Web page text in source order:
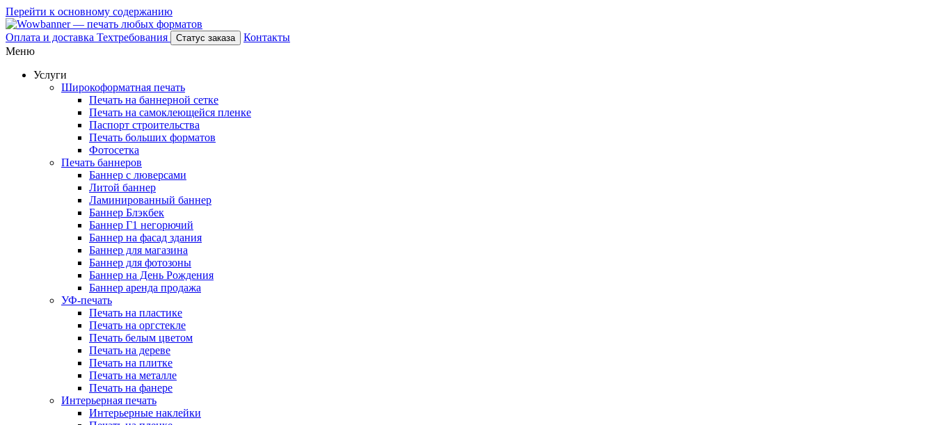
Перейти к основному содержанию
Оплата и доставка Техтребования Статус заказа
Контакты
Меню
Услуги
Широкоформатная печать
Печать на баннерной сетке
Печать на самоклеющейся пленке
Паспорт строительства
Печать больших форматов
Фотосетка
Печать баннеров
Баннер с люверсами
Литой баннер
Ламинированный баннер
Баннер Блэкбек
Баннер Г1 негорючий
Баннер на фасад здания
Баннер для магазина
Баннер для фотозоны
Баннер на День Рождения
Баннер аренда продажа
УФ-печать
Печать на пластике
Печать на оргстекле
Печать белым цветом
Печать на дереве
Печать на плитке
Печать на металле
Печать на фанере
Интерьерная печать
Интерьерные наклейки